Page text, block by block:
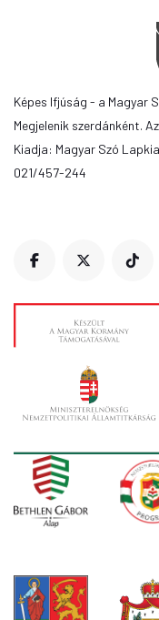
Képes Ifjúság - a Magyar
Megjelenik szerdánként.
Kiadja: Magyar Szó
021/457-244